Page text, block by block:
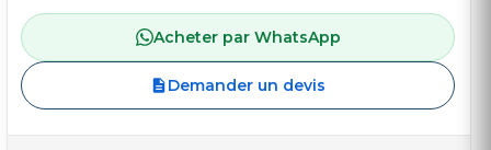
Acheter par WhatsApp
Demander un devis